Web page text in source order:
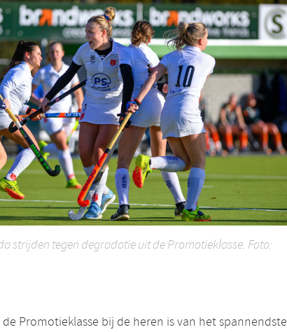
strijden tegen degradatie uit de Promotieklasse. Foto:
Promotieklasse bij de heren is van het spannendste